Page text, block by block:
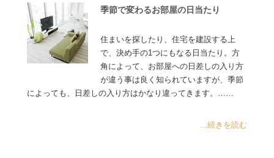
季節で変わるお部屋の日当たり
住まいを探したり、住宅を建設する上
で、決め手の1つにもなる日当たり。方
角によって、お部屋への日差しの入り方
が違う事は良く知られていますが、季節
によっても、日差しの入り方はかなり違ってきます。……
...続きを読む